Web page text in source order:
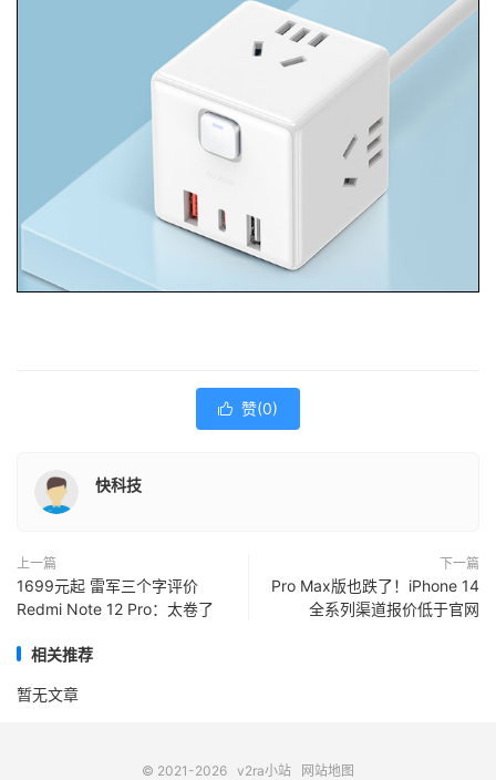
 赞(0)
快科技
上一篇
1699元起 雷军三个字评价
Redmi Note 12 Pro：太卷了
下一篇
Pro Max版也跌了！iPhone 14
全系列渠道报价低于官网
相关推荐
暂无文章
© 2021-2026 v2ra小站 网站地图